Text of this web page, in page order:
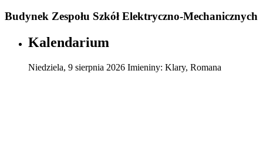
Budynek Zespołu Szkół Elektryczno-Mechanicznych
Kalendarium
Niedziela, 9 sierpnia 2026 Imieniny: Klary, Romana